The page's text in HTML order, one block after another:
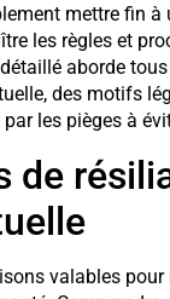
mettre fin
les règles et
aborde
des motifs
les pièges à
de
valables pour